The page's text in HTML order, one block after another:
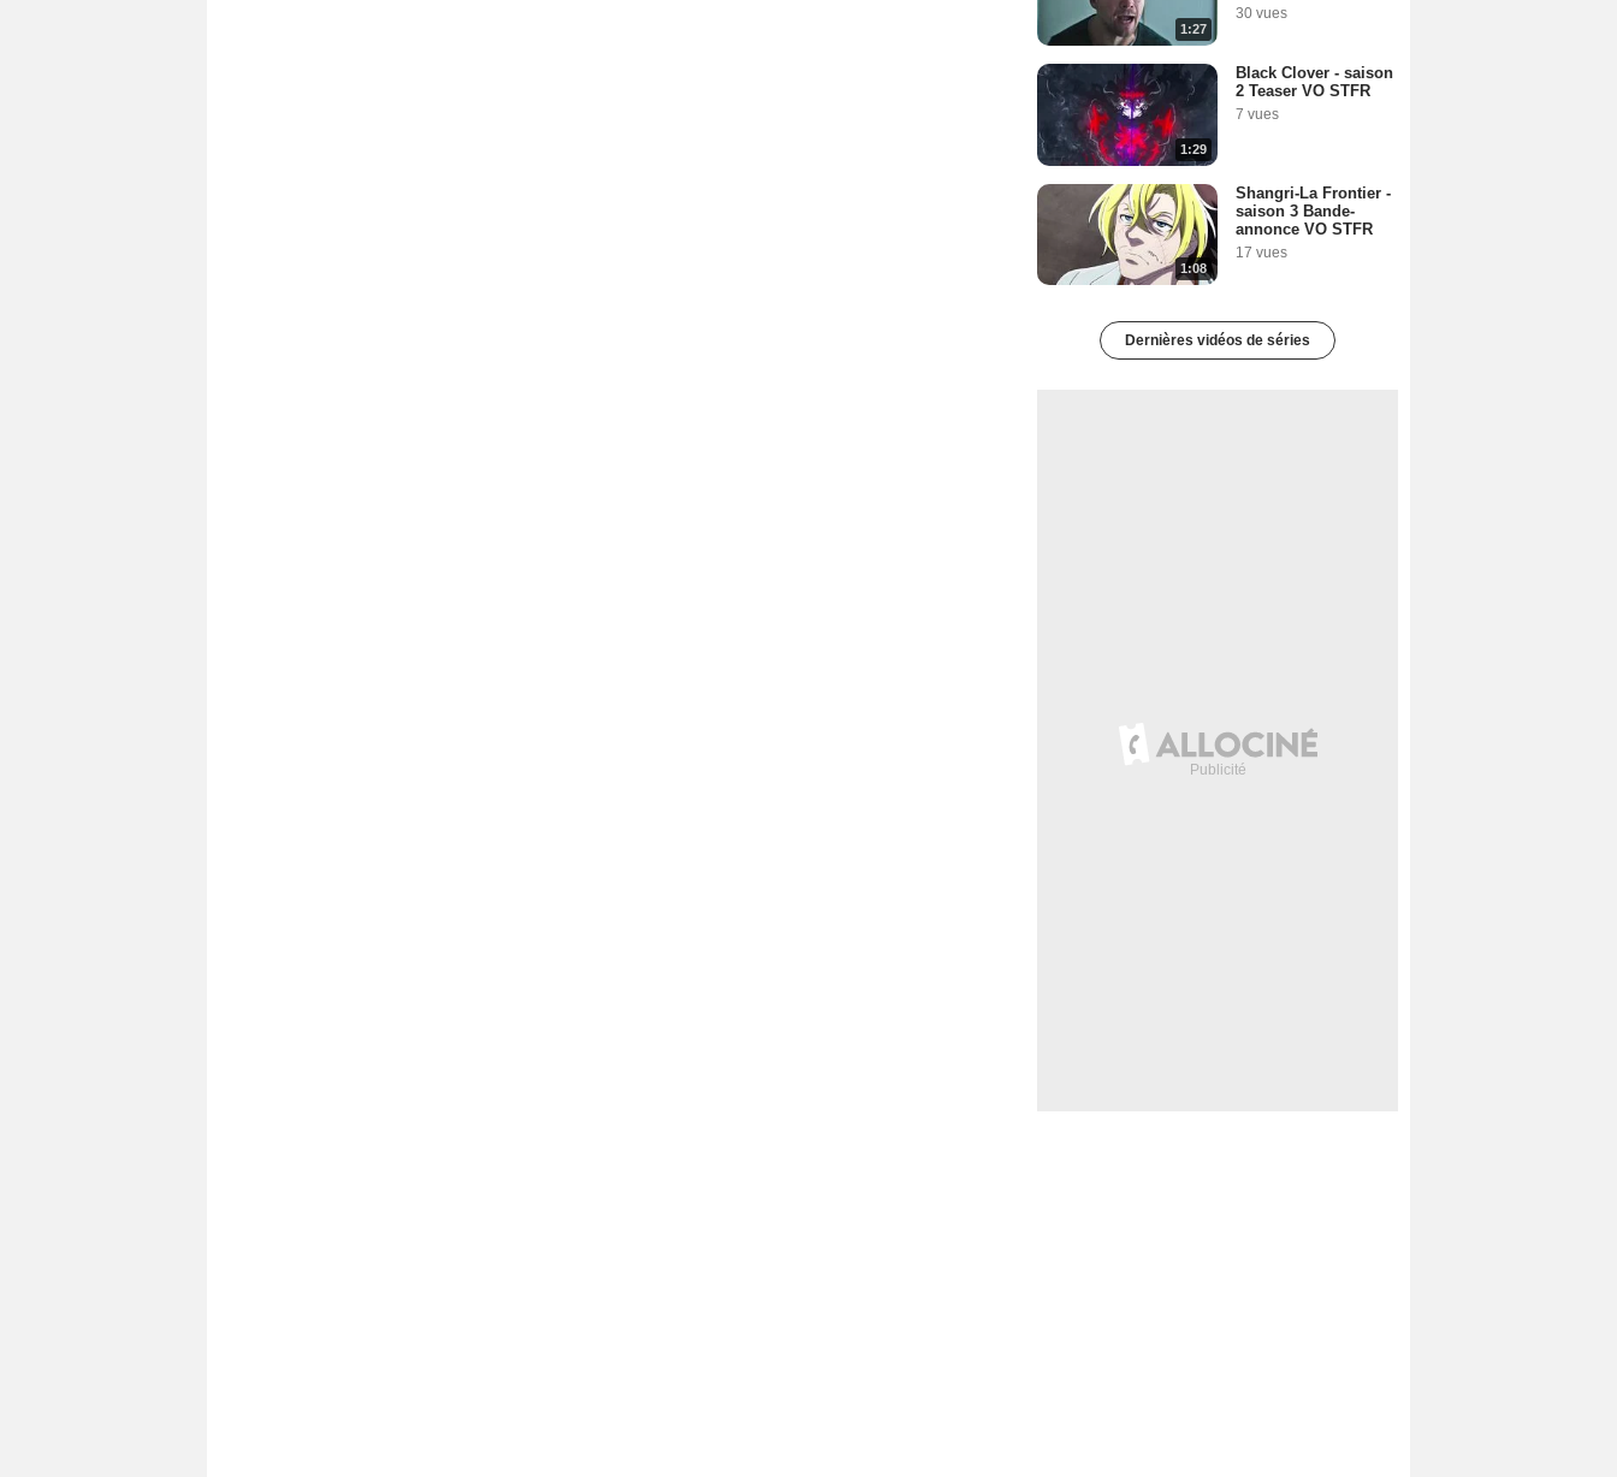
1:27
30 vues
1:29
Black Clover - saison
2 Teaser VO STFR
7 vues
1:08
Shangri-La Frontier -
saison 3 Bande-
annonce VO STFR
17 vues
Dernières vidéos de séries